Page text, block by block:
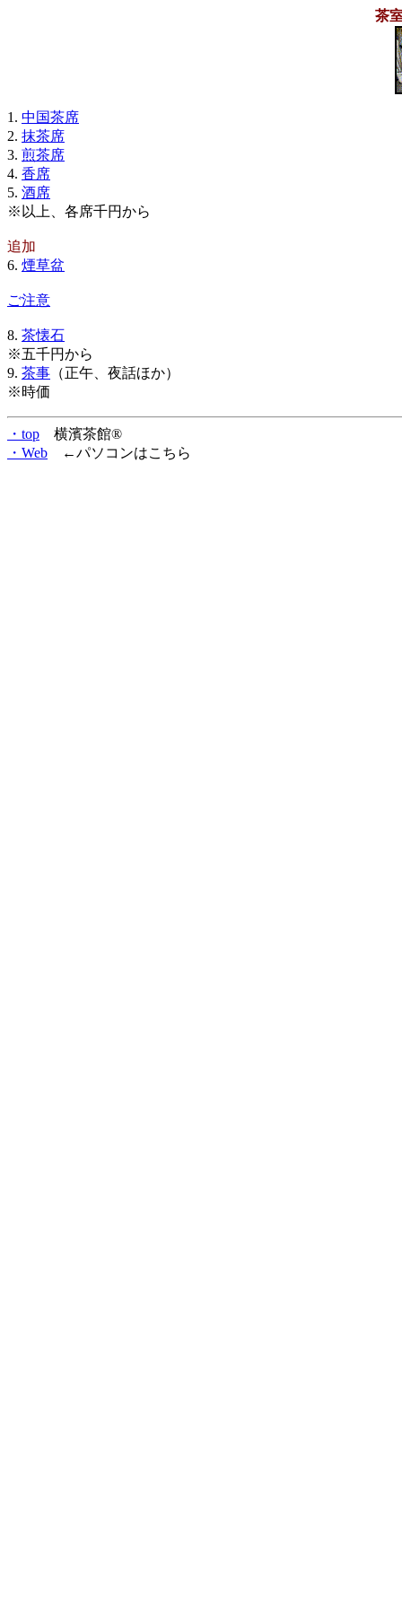
茶
1. 中国茶席
2. 抹茶席
3. 煎茶席
4. 香席
5. 酒席
※以上、各席千円から
追加
6. 煙草盆
ご注意
8. 茶懐石
※五千円から
9. 茶事 （正午、夜話ほか）
※時価
・top 横濱茶館®
・Web ←パソコンはこちら